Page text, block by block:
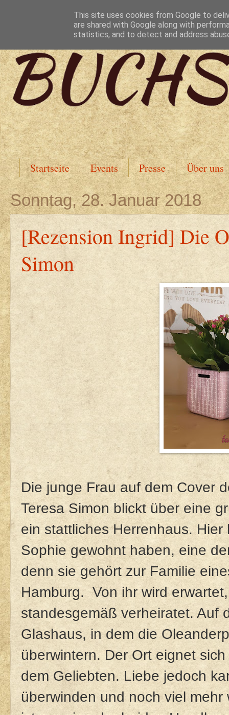
Startseite Events Presse Über uns
Sonntag, 28. Januar 2018
[Rezension Ingrid] Die
Simon
Die junge Frau auf dem Cover
Teresa Simon blickt über eine
ein stattliches Herrenhaus.
Sophie gewohnt haben, eine
denn sie gehört zur Familie
Hamburg. Von ihr wird
standesgemäß verheiratet. Auf
Glashaus, in dem die
überwintern. Der Ort eignet
dem Geliebten. Liebe jedoch
überwinden und noch viel
This site uses cookies from Google to
are shared with Google along with
statistics, and to detect and address